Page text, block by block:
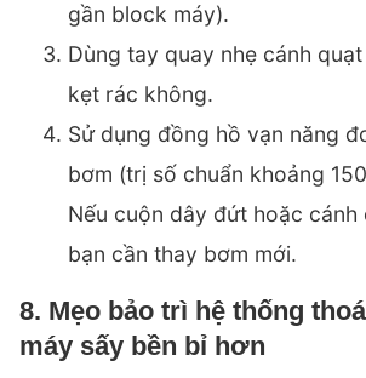
gần block máy).
Dùng tay quay nhẹ cánh
kẹt rác không.
Sử dụng đồng hồ vạn năng
bơm (trị số chuẩn khoảng
Nếu cuộn dây đứt hoặc cánh
bạn cần thay bơm mới.
8. Mẹo bảo trì hệ thống
máy sấy bền bỉ hơn